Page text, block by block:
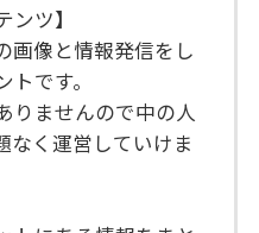
ンツ】
画像と情報発信をし
です。
りませんので中の人
なく運営していけま